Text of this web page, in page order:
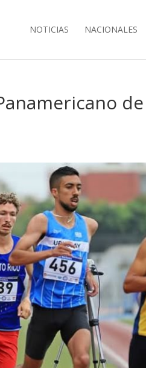
NOTICIAS NACIONALES